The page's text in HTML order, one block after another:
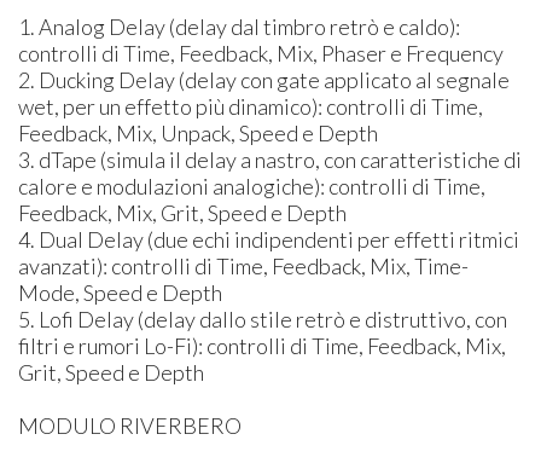
1. Analog Delay (delay dal timbro retrò e caldo):
controlli di Time, Feedback, Mix, Phaser e Frequency
2. Ducking Delay (delay con gate applicato al segnale
wet, per un effetto più dinamico): controlli di Time,
Feedback, Mix, Unpack, Speed e Depth
3. dTape (simula il delay a nastro, con caratteristiche di
calore e modulazioni analogiche): controlli di Time,
Feedback, Mix, Grit, Speed e Depth
4. Dual Delay (due echi indipendenti per effetti ritmici
avanzati): controlli di Time, Feedback, Mix, Time-
Mode, Speed e Depth
5. Lofi Delay (delay dallo stile retrò e distruttivo, con
filtri e rumori Lo-Fi): controlli di Time, Feedback, Mix,
Grit, Speed e Depth
MODULO RIVERBERO